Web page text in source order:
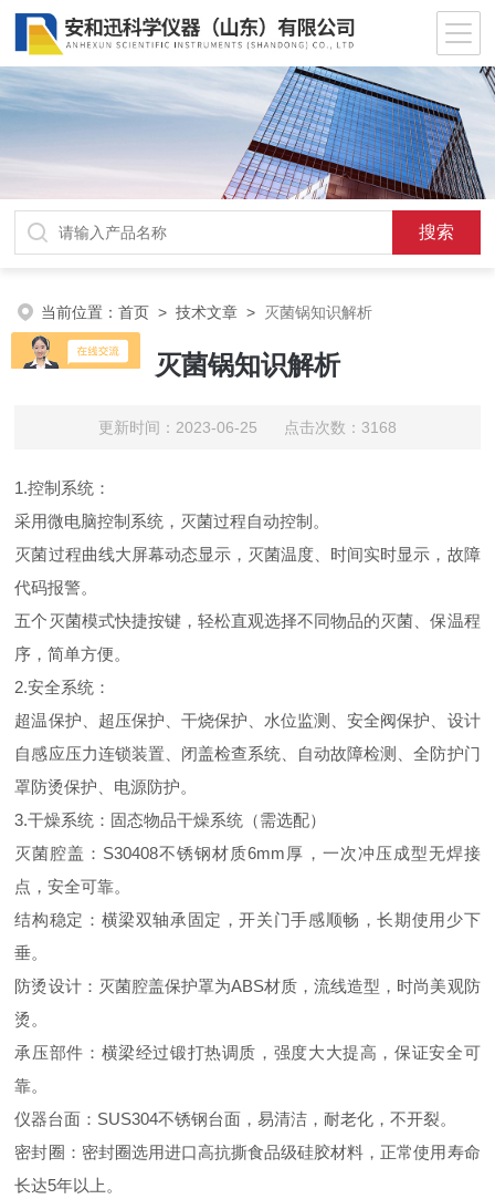
当前位置：首页 >技术文章 > 灭菌锅知识解析
灭菌锅知识解析
更新时间：2023-06-25 点击次数：3168
1.控制系统：
采用微电脑控制系统，灭菌过程自动控制。
灭菌过程曲线大屏幕动态显示，灭菌温度、时间实时显示，故障
代码报警。
五个灭菌模式快捷按键，轻松直观选择不同物品的灭菌、保温程
序，简单方便。
2.安全系统：
超温保护、超压保护、干烧保护、水位监测、安全阀保护、设计
自感应压力连锁装置、闭盖检查系统、自动故障检测、全防护门
罩防烫保护、电源防护。
3.干燥系统：固态物品干燥系统（需选配）
灭菌腔盖：S30408不锈钢材质6mm厚，一次冲压成型无焊接
点，安全可靠。
结构稳定：横梁双轴承固定，开关门手感顺畅，长期使用少下
垂。
防烫设计：灭菌腔盖保护罩为ABS材质，流线造型，时尚美观防
烫。
承压部件：横梁经过锻打热调质，强度大大提高，保证安全可
靠。
仪器台面：SUS304不锈钢台面，易清洁，耐老化，不开裂。
密封圈：密封圈选用进口高抗撕食品级硅胶材料，正常使用寿命
长达5年以上。